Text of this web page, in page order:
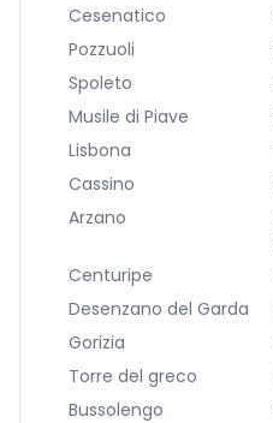
Cesenatico
Pozzuoli
Spoleto
Musile di Piave
Lisbona
Cassino
Arzano
Centuripe
Desenzano del Garda
Gorizia
Torre del greco
Bussolengo